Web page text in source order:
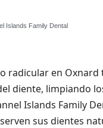
Islands Family Dental
radicular en
diente, limpiando
Islands Family
sus dientes